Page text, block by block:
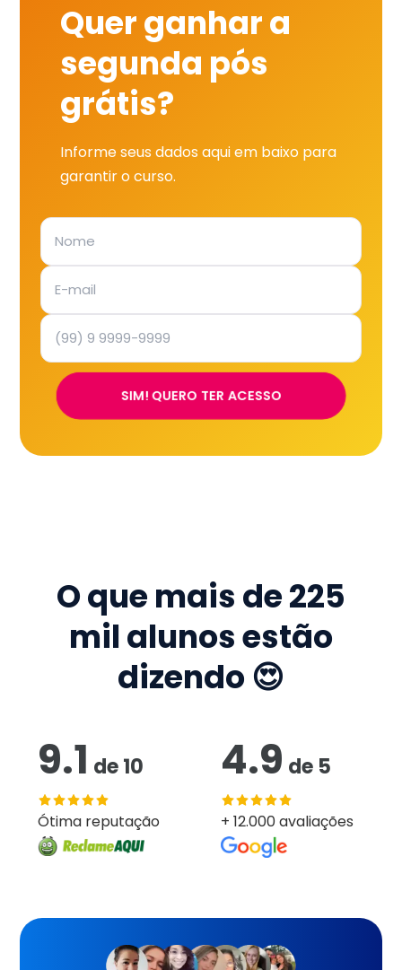
Quer ganhar a
segunda pós
grátis?
Informe seus dados aqui em baixo para
garantir o curso.
SIM! QUERO TER ACESSO
O que mais de225
mil alunos estão
dizendo 😍
9.1 de10
Ótima reputação
4.9 de 5
+ 12.000 avaliações